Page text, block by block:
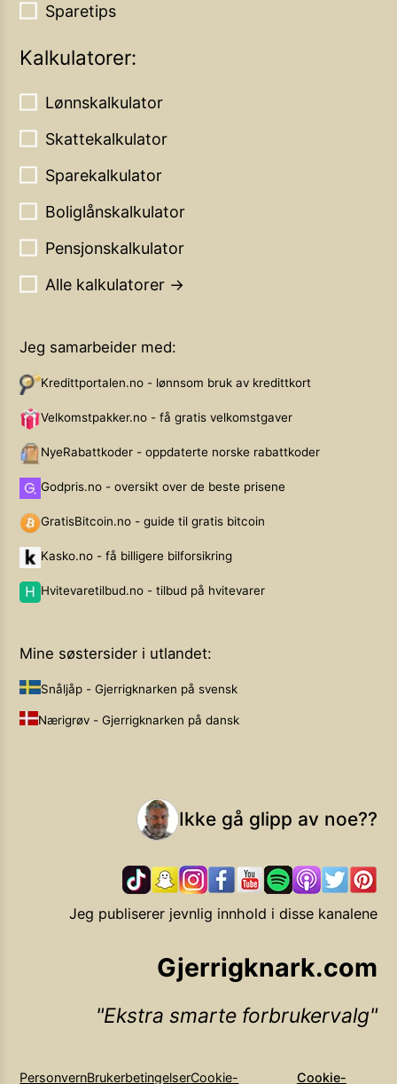
Sparetips
Kalkulatorer:
Lønnskalkulator
Skattekalkulator
Sparekalkulator
Boliglånskalkulator
Pensjonskalkulator
Alle kalkulatorer →
Jeg samarbeider med:
Kredittportalen.no - lønnsom bruk av kredittkort
Velkomstpakker.no - få gratis velkomstgaver
NyeRabattkoder - oppdaterte norske rabattkoder
Godpris.no - oversikt over de beste prisene
GratisBitcoin.no - guide til gratis bitcoin
Kasko.no - få billigere bilforsikring
Hvitevaretilbud.no - tilbud på hvitevarer
Mine søstersider i utlandet:
Snåljåp - Gjerrigknarken på svensk
Nærigrøv - Gjerrigknarken på dansk
Ikke gå glipp av noe??
Jeg publiserer jevnlig innhold i disse kanalene
Gjerrigknark.com
Ekstra smarte forbrukervalg
PersonvernBrukerbetingelserCookie- Cookie-